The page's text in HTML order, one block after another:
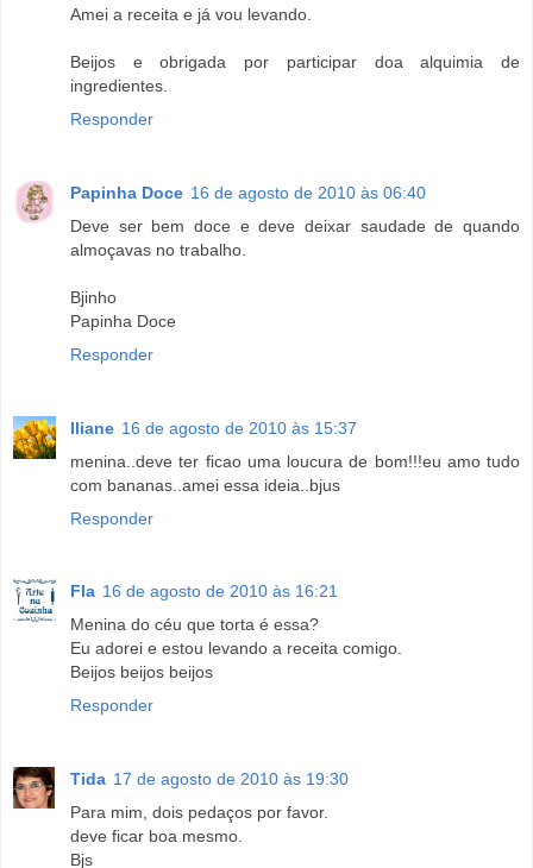
Amei a receita e já vou levando.
Beijos e obrigada por participar doa alquimia de
ingredientes.
Responder
Papinha Doce 16 de agosto de 2010 às 06:40
Deve ser bem doce e deve deixar saudade de quando
almoçavas no trabalho.
Bjinho
Papinha Doce
Responder
Iliane 16 de agosto de 2010 às 15:37
menina..deve ter ficao uma loucura de bom!!!eu amo tudo
com bananas..amei essa ideia..bjus
Responder
Fla 16 de agosto de 2010 às 16:21
Menina do céu que torta é essa?
Eu adorei e estou levando a receita comigo.
Beijos beijos beijos
Responder
Tida 17 de agosto de 2010 às 19:30
Para mim, dois pedaços por favor.
deve ficar boa mesmo.
Bjs